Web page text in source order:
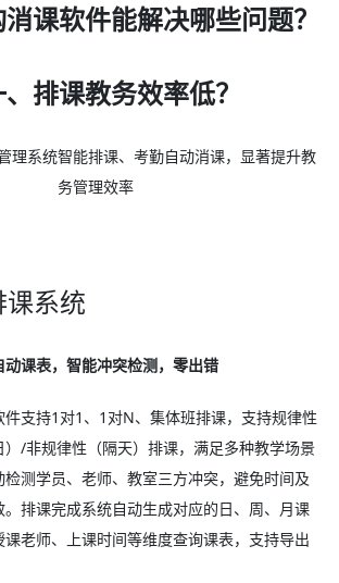
课软件能解决哪些问题？
排课教务效率低？
理系统智能排课、考勤自动消课，显著提升教
务管理效率
系统
课表，智能冲突检测，零出错
件支持1对1、1对N、集体班排课，支持规律性
）/非规律性（隔天）排课，满足多种教学场景
测学员、老师、教室三方冲突，避免时间及
排课完成系统自动生成对应的日、周、月课
老师、上课时间等维度查询课表，支持导出